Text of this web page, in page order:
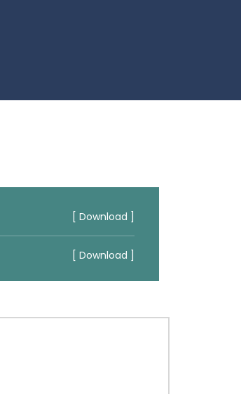
[ Download ]
[ Download ]